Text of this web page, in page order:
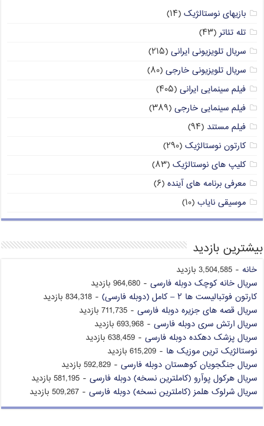
بازیهای نوستالژیک (۱۴)
تله تئاتر(۴۳)
سریال تلویزیونی ایرانی (۲۱۵)
سریال تلویزیونی خارجی (۸۰)
فیلم سینمایی ایرانی (۴۰۵)
فیلم سینمایی خارجی (۳۸۹)
فیلم مستند (۹۴)
کارتون نوستالژیک (۲۹۰)
کلیپ های نوستالژیک (۸۳)
معرفی برنامه های آینده (۶)
موسیقی نایاب (۱۰)
بیشترین بازدید
خانه - 3,504,585 بازدید
سریال خانه کوچک دوبله فارسی - 964,680 بازدید
کارتون فوتبالیست ها ۲ – کامل (دوبله فارسی)
- 834,318 بازدید
سریال قصه های جزیره دوبله فارسی - 711,735 بازدید
سریال ارتش سری دوبله فارسی - 693,968 بازدید
سریال پزشک دهکده دوبله فارسی - 638,459 بازدید
نوستالژیک ترین موزیک ها - 615,209 بازدید
سریال جنگجویان کوهستان دوبله فارسی - 592,829 بازدید
سریال هرکول پوآرو (کاملترین نسخه) دوبله فارسی - 581,195 بازدید
سریال شرلوک هلمز (کاملترین نسخه) دوبله فارسی - 509,267 بازدید